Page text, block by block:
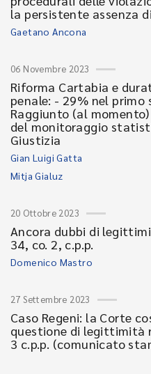
la persistente assenza
Gaetano Ancona
06 Novembre 2023
Riforma Cartabia e
penale: - 29% nel primo
Raggiunto (al
del monitoraggio
Giustizia
Gian Luigi Gatta
Mitja Gialuz
20 Ottobre 2023
Ancora dubbi di
34, co. 2, c.p.p.
Domenico Mastro
27 Settembre 2023
Caso Regeni: la Corte
questione di legittimità
3 c.p.p. (comunicato